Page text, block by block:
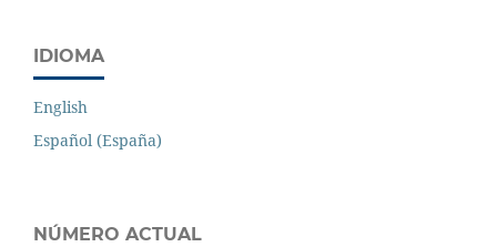
IDIOMA
English
Español (España)
NÚMERO ACTUAL